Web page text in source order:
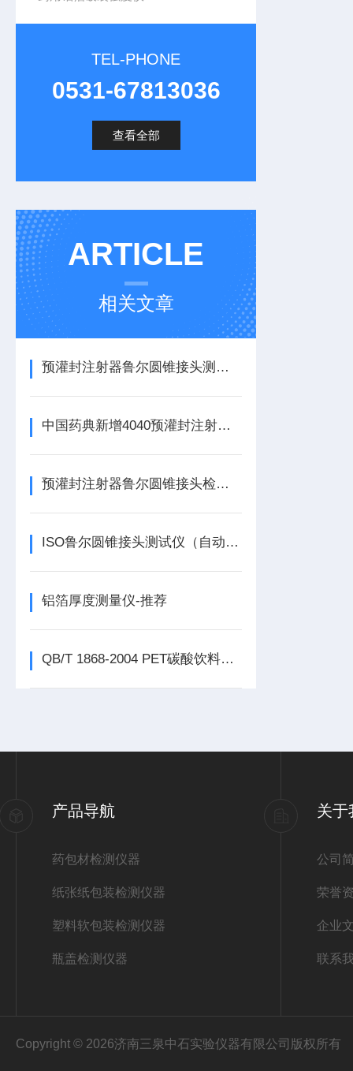
TEL-PHONE
0531-67813036
查看全部
ARTICLE
相关文章
预灌封注射器鲁尔圆锥接头测试仪在医疗器械检测中的应用
中国药典新增4040预灌封注射器鲁尔圆锥接头检查法解读
预灌封注射器鲁尔圆锥接头检查法与鲁尔圆锥接头测试仪的应用
ISO鲁尔圆锥接头测试仪（自动夹具）
铝箔厚度测量仪-推荐
QB/T 1868-2004 PET碳酸饮料瓶相关测试项目及方法
产品导航
药包材检测仪器
纸张纸包装检测仪器
塑料软包装检测仪器
瓶盖检测仪器
关于
公司
荣誉
企业
联系
Copyright © 2026济南三泉中石实验仪器有限公司版权所有